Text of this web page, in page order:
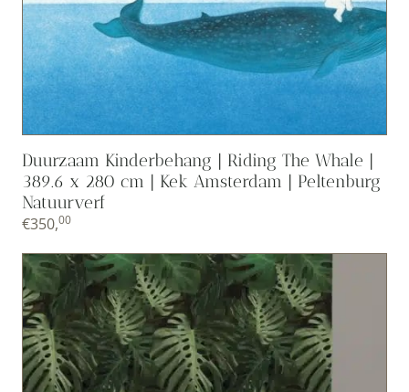
Duurzaam Kinderbehang | Riding The Whale |
389.6 x 280 cm | Kek Amsterdam | Peltenburg
Natuurverf
€350,00